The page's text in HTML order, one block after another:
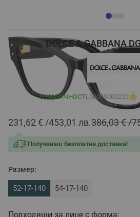
DOLCE & GABBANA
В НАЛИЧНОСТL00000000222
386,03 €
231,62 € 453,01 лв.
Получаваш безплатна доставка!
Размер:
52-17-140 54-17-140
Подходящи за лице с форма: